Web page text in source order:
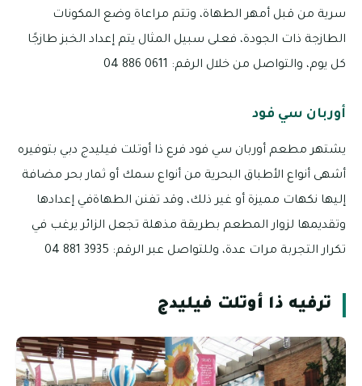
سرية من قبل أمهر الطهاة، وتتم مراعاة وضع المكونات
الطازجة ذات الجودة، فعلى سبيل المثال يتم إعداد الخبز طازجًا
كل يوم، والتواصل من خلال الرقم: 0611 886 04
أوربان سي فود
يشتهر مطعم أوربان سي فود فرع ذا أوتلت فيليدج دبي بتوفيره
أشهى أنواع الأطباق البحرية من أنواع سمك أو ثمار بحر مضافة
إليها نكهات مميزة أو غير ذلك، وقد تفنن الطهاةفي إعدادها
وتقديمها لزوار المطعم بطريقة مذهلة تجعل الزائر يرغب في
تكرار التجربة مرات عدة، وللتواصل عبر الرقم: 3935 881 04
ترفيه ذا أوتلت فيليدج